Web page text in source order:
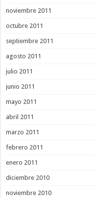
noviembre 2011
octubre 2011
septiembre 2011
agosto 2011
julio 2011
junio 2011
mayo 2011
abril 2011
marzo 2011
febrero 2011
enero 2011
diciembre 2010
noviembre 2010